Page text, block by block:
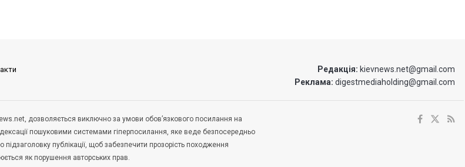
Редакція: kievnews.net@gmail.com
Реклама: digestmediaholding@gmail.com
дозволяється виключно за умови обов’язкового посилання на
пошуковими системами гіперпосилання, яке веде безпосередньо
публікації, щоб забезпечити прозорість походження
як порушення авторських прав.